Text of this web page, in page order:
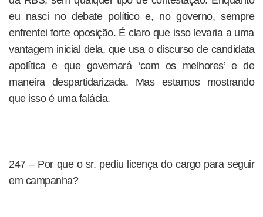
eu nasci no debate político e, no governo, sempre
enfrentei forte oposição. É claro que isso levaria a uma
vantagem inicial dela, que usa o discurso de candidata
apolítica e que governará ‘com os melhores’ e de
maneira despartidarizada. Mas estamos mostrando
que isso é uma falácia.
247 – Por que o sr. pediu licença do cargo para seguir
em campanha?